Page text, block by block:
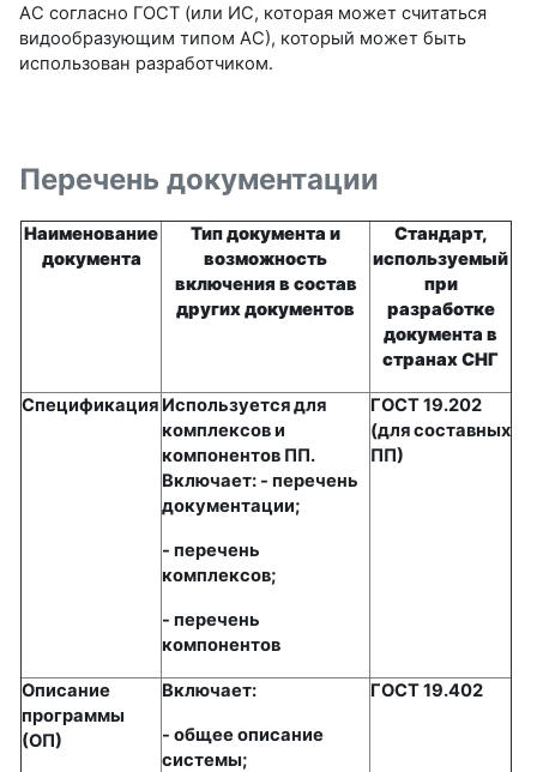
АС согласно ГОСТ (или ИС, которая может считаться
видообразующим типом АС), который может быть
использован разработчиком.
Перечень документации
Наименование
документа
Тип документа и
возможность
включения в состав
других документов
Стандарт,
используемый
при
разработке
документа в
странах СНГ
Спецификация Используется для
комплексов и
компонентов ПП.
Включает: - перечень
документации;
- перечень
комплексов;
- перечень
компонентов
ГОСТ 19.202
(для составных
ПП)
Описание
программы
(ОП)
Включает:
- общее описание
системы;
ГОСТ 19.402